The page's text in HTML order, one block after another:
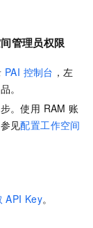
管理员权限
PAI 控制台 ，左
。
。使用 RAM 账
见配置工作空间
API Key。